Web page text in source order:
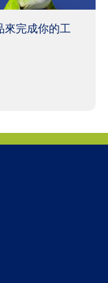
來完成你的工